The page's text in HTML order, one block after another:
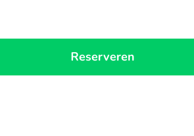
Reserveren